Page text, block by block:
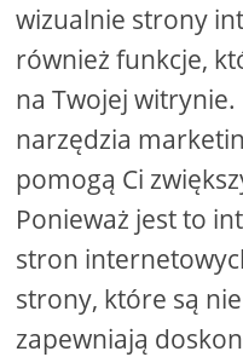
wizualnie strony
również funkcje,
na Twojej
narzędzia
pomogą Ci
Ponieważ jest to
stron
strony, które są
zapewniają